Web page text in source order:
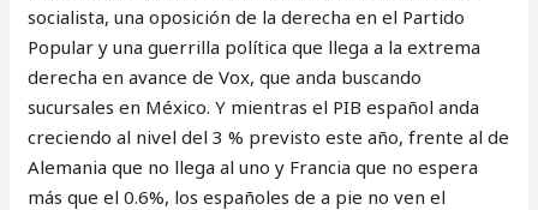
socialista, una oposición de la derecha en el Partido
Popular y una guerrilla política que llega a la extrema
derecha en avance de Vox, que anda buscando
sucursales en México. Y mientras el PIB español anda
creciendo al nivel del 3 % previsto este año, frente al de
Alemania que no llega al uno y Francia que no espera
más que el 0.6%, los españoles de a pie no ven el